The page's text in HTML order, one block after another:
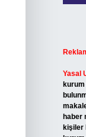
Yasal
kurum
haber
kişiler